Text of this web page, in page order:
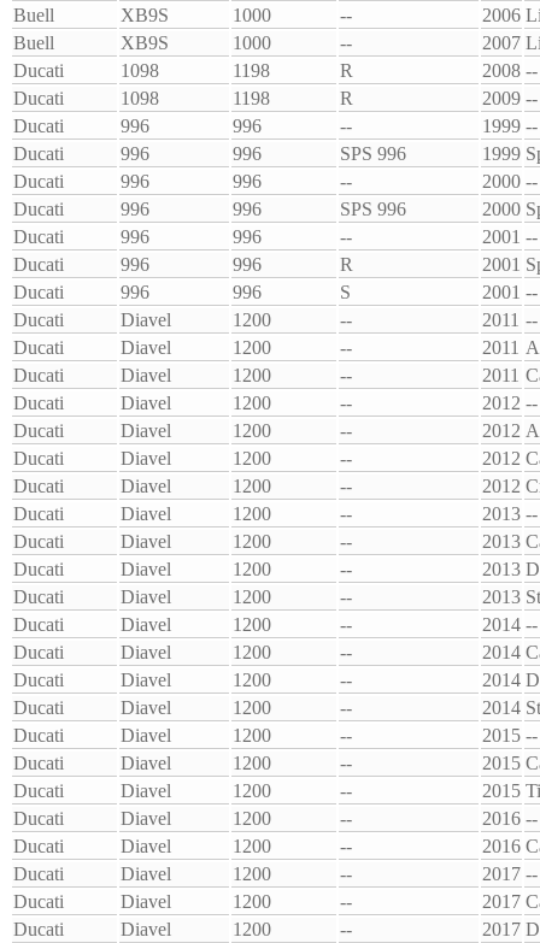
Buell
XB9S 1000 -- 2006
Buell
XB9S 1000 -- 2007
Ducati
1098 1198 R 2008 --
Ducati
1098 1198 R 2009 --
Ducati
996 996 -- 1999 --
Ducati
996 996 SPS 996 1999
Ducati
996 996 -- 2000 --
Ducati
996 996 SPS 996 2000
Ducati
996 996 -- 2001 --
Ducati
996 996 R 2001
Ducati
996 996 S 2001 --
Ducati
Diavel 1200 -- 2011 --
Ducati
Diavel 1200 -- 2011
Ducati
Diavel 1200 -- 2011
Ducati
Diavel 1200 -- 2012 --
Ducati
Diavel 1200 -- 2012
Ducati
Diavel 1200 -- 2012
Ducati
Diavel 1200 -- 2012
Ducati
Diavel 1200 -- 2013 --
Ducati
Diavel 1200 -- 2013
Ducati
Diavel 1200 -- 2013
Ducati
Diavel 1200 -- 2013
Ducati
Diavel 1200 -- 2014 --
Ducati
Diavel 1200 -- 2014
Ducati
Diavel 1200 -- 2014
Ducati
Diavel 1200 -- 2014
Ducati
Diavel 1200 -- 2015 --
Ducati
Diavel 1200 -- 2015
Ducati
Diavel 1200 -- 2015
Ducati
Diavel 1200 -- 2016 --
Ducati
Diavel 1200 -- 2016
Ducati
Diavel 1200 -- 2017 --
Ducati
Diavel 1200 -- 2017
Ducati
Diavel 1200 -- 2017